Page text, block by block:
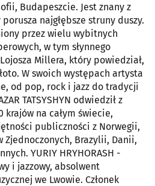
Budapeszcie. Jest znany z
porusza najgłębsze struny duszy.
przez wielu wybitnych
w tym słynnego
Millera, który powiedział,
W swoich występach artysta
od pop, rock i jazz do tradycji
TATSYSHYN odwiedził z
na całym świecie,
publiczności z Norwegii,
Zjednoczonych, Brazylii, Danii,
YURIY HRYHORASH -
i jazzowy, absolwent
we Lwowie. Członek